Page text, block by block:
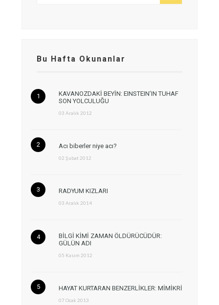
Bu Hafta Okunanlar
KAVANOZDAKİ BEYİN: EINSTEIN’IN TUHAF
SON YOLCULUĞU
03 Aralık 2012
Acı biberler niye acı?
02 Şubat 2012
RADYUM KIZLARI
03 Aralık 2014
BİLGİ KİMİ ZAMAN ÖLDÜRÜCÜDÜR:
GÜLÜN ADI
05 Kasım 2012
HAYAT KURTARAN BENZERLİKLER: MİMİKRİ
07 Ocak 2013